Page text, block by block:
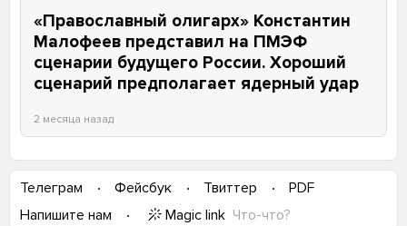
«Православный олигарх» Константин
Малофеев представил на ПМЭФ
сценарии будущего России. Хороший
сценарий предполагает ядерный удар
2 месяца назад
Телеграм Фейсбук Твиттер
PDF
Напишите нам
Magic link Что-что?